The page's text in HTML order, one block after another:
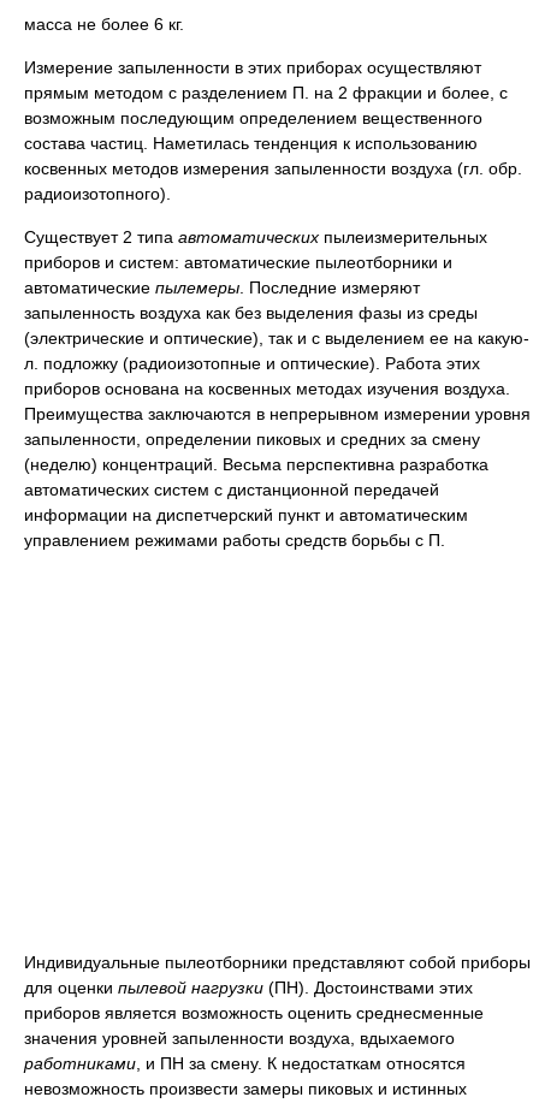
масса не более 6 кг.
Измерение запыленности в этих приборах осуществляют
прямым методом с разделением П. на 2 фракции и более, с
возможным последующим определением вещественного
состава частиц. Наметилась тенденция к использованию
косвенных методов измерения запыленности воздуха (гл. обр.
радиоизотопного).
Существует 2 типа автоматических пылеизмерительных
приборов и систем: автоматические пылеотборники и
автоматические пылемеры. Последние измеряют
запыленность воздуха как без выделения фазы из среды
(электрические и оптические), так и с выделением ее на какую-
л. подложку (радиоизотопные и оптические). Работа этих
приборов основана на косвенных методах изучения воздуха.
Преимущества заключаются в непрерывном измерении уровня
запыленности, определении пиковых и средних за смену
(неделю) концентраций. Весьма перспективна разработка
автоматических систем с дистанционной передачей
информации на диспетчерский пункт и автоматическим
управлением режимами работы средств борьбы с П.
Индивидуальные пылеотборники представляют собой приборы
для оценки пылевой нагрузки (ПН). Достоинствами этих
приборов является возможность оценить среднесменные
значения уровней запыленности воздуха, вдыхаемого
работниками, и ПН за смену. К недостаткам относятся
невозможность произвести замеры пиковых и истинных